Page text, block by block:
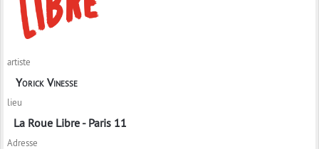
artiste
Yorick Vinesse
lieu
La Roue Libre - Paris 11
Adresse